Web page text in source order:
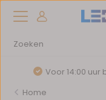
Voor 14:00
Home